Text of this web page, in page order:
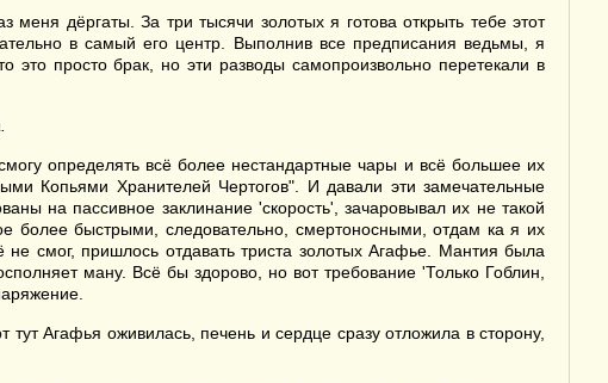
дёргаты. За три тысячи золотых я готова открыть тебе этот
в самый его центр. Выполнив все предписания ведьмы, я
это просто брак, но эти разводы самопроизвольно перетекали в
определять всё более нестандартные чары и всё большее их
Копьями Хранителей Чертогов". И давали эти замечательные
на пассивное заклинание 'скорость', зачаровывал их не такой
более быстрыми, следовательно, смертоносными, отдам ка я их
смог, пришлось отдавать триста золотых Агафье. Мантия была
ману. Всё бы здорово, но вот требование 'Только Гоблин,
Агафья оживилась, печень и сердце сразу отложила в сторону,